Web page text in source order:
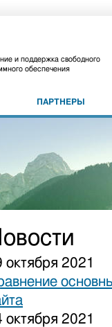
и поддержка свободного
обеспечения
ПАРТНЕРЫ
октября 2021
октября 2021